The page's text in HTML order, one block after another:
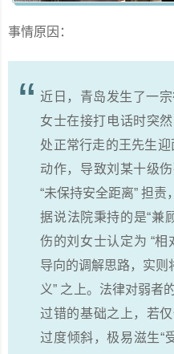
事情原因：
近日，青岛发生了一
女士在接打电话时突
处正常行走的王先生
动作，导致刘某十级
“未保持安全距离” 担责
据说法院秉持的是“兼
伤的刘女士认定为 “相
导向的调解思路，实则
义” 之上。法律对弱者
过错的基础之上，若
过度倾斜，极易滋生“